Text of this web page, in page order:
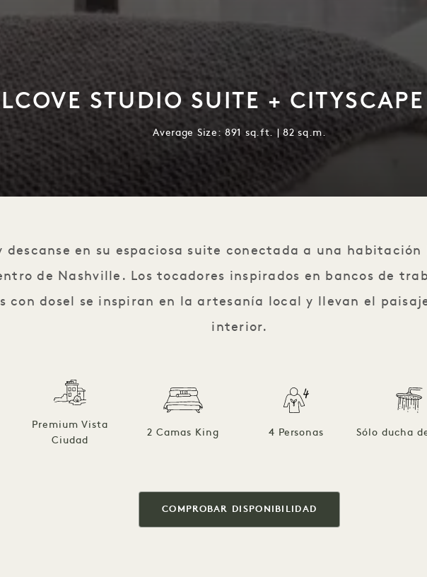
STUDIO SUITE +
Average Size: 891 sq.ft. | 82 sq.m.
descanse en su espaciosa suite conectada a una
de Nashville. Los tocadores inspirados en bancos de
con dosel se inspiran en la artesanía local y llevan el
interior.
Premium Vista
Ciudad
2 Camas King 4 Personas Sólo ducha
COMPROBAR DISPONIBILIDAD